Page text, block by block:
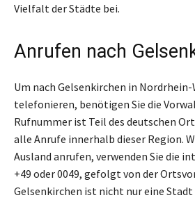
Vielfalt der Städte bei.
Anrufen nach
Um nach Gelsenkirchen in
telefonieren, benötigen Sie die
Rufnummer ist Teil des deutschen
alle Anrufe innerhalb dieser Region.
Ausland anrufen, verwenden Sie die
+49 oder 0049, gefolgt von der
Gelsenkirchen ist nicht nur eine